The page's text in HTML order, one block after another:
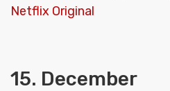
Netflix Original
15. December